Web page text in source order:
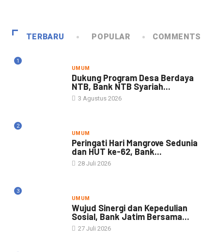
TERBARU POPULAR COMMENTS
1
UMUM
Dukung Program Desa Berdaya
NTB, Bank NTB Syariah...
3 Agustus 2026
2
UMUM
Peringati Hari Mangrove Sedunia
dan HUT ke-62, Bank...
28 Juli 2026
3
UMUM
Wujud Sinergi dan Kepedulian
Sosial, Bank Jatim Bersama...
27 Juli 2026